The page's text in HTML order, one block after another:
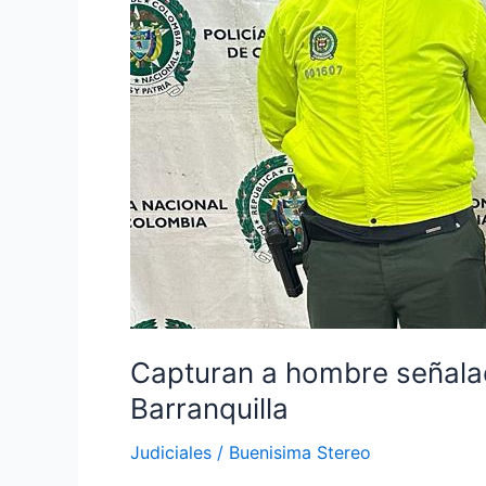
Capturan a hombre
Barranquilla
Judiciales / Buenisima Stereo
a
sucursal
de
Davivienda
el
Centro
de
Barranquilla